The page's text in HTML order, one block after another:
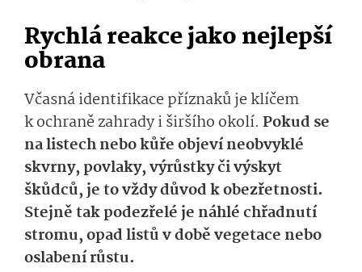
Rychlá reakce jako nejlepší
obrana
Včasná identifikace příznaků je klíčem
k ochraně zahrady i širšího okolí. Pokud se
na listech nebo kůře objeví neobvyklé
skvrny, povlaky, výrůstky či výskyt
škůdců, je to vždy důvod k obezřetnosti.
Stejně tak podezřelé je náhlé chřadnutí
stromu, opad listů v době vegetace nebo
oslabení růstu.